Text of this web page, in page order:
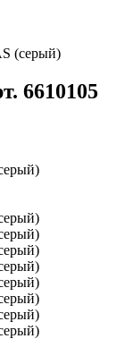
(серый)
6610105